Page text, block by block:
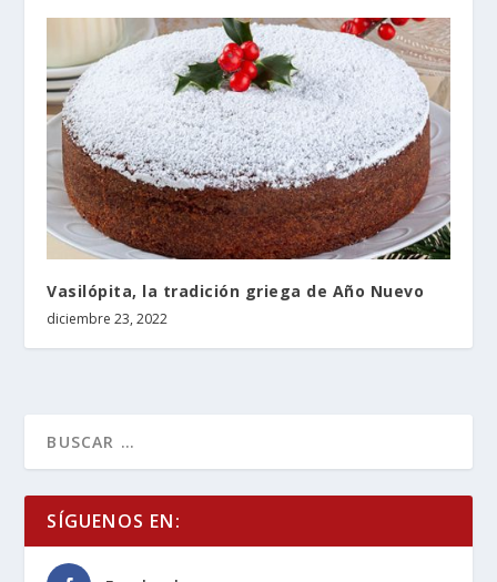
Vasilópita, la tradición griega de Año Nuevo
diciembre 23, 2022
SÍGUENOS EN: